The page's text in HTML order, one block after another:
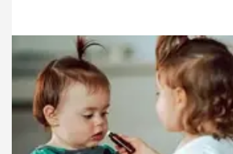
olur, bu da saçınızın genel olarak daha
sağlar.
19.10.2025 Sağlık